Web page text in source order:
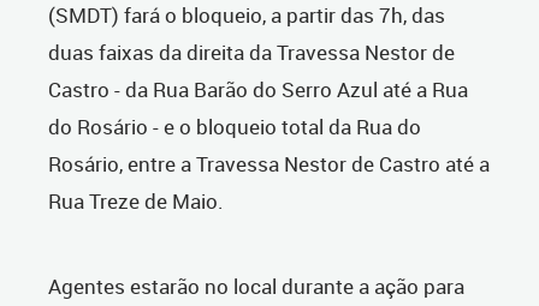
(SMDT) fará o bloqueio, a partir das 7h, das
duas faixas da direita da Travessa Nestor de
Castro - da Rua Barão do Serro Azul até a Rua
do Rosário - e o bloqueio total da Rua do
Rosário, entre a Travessa Nestor de Castro até a
Rua Treze de Maio.
Agentes estarão no local durante a ação para